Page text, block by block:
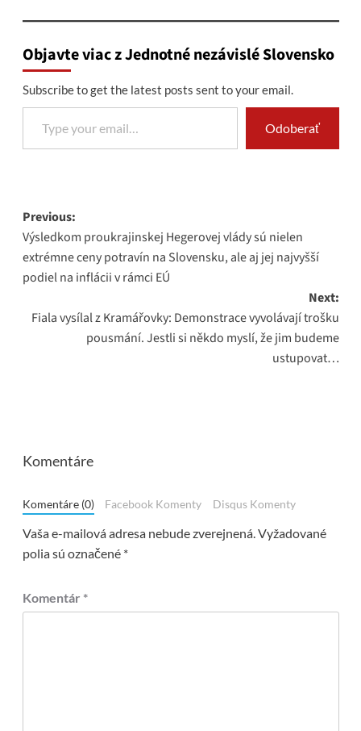
Objavte viac z Jednotné nezávislé Slovensko
Subscribe to get the latest posts sent to your email.
Type your email…
Odoberať
Post
navigation
Previous:
Výsledkom proukrajinskej Hegerovej vlády sú nielen
extrémne ceny potravín na Slovensku, ale aj jej najvyšší
podiel na inflácii v rámci EÚ
Next:
Fiala vysílal z Kramářovky: Demonstrace vyvolávají trošku
pousmání. Jestli si někdo myslí, že jim budeme
ustupovat…
Komentáre
Komentáre (0) Facebook Komenty Disqus Komenty
Vaša e-mailová adresa nebude zverejnená. Vyžadované
polia sú označené *
Komentár *